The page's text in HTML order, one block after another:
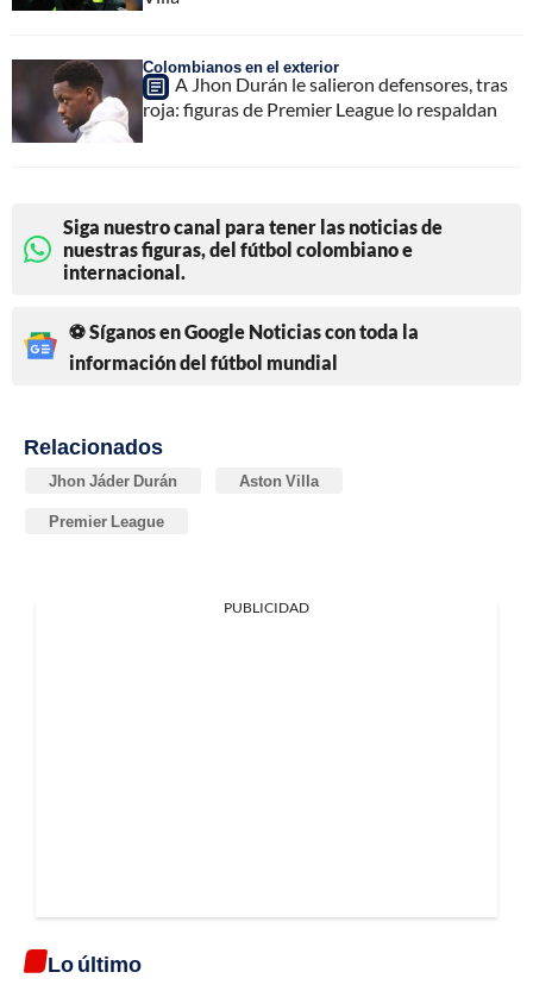
Colombianos en el exterior
A Jhon Durán le salieron defensores, tras
roja: figuras de Premier League lo respaldan
Siga nuestro canal para tener las noticias de
nuestras figuras, del fútbol colombiano e
internacional.
⚽ Síganos en Google Noticias con toda la
información del fútbol mundial
Relacionados
Jhon Jáder Durán Aston Villa
Premier League
PUBLICIDAD
Lo último